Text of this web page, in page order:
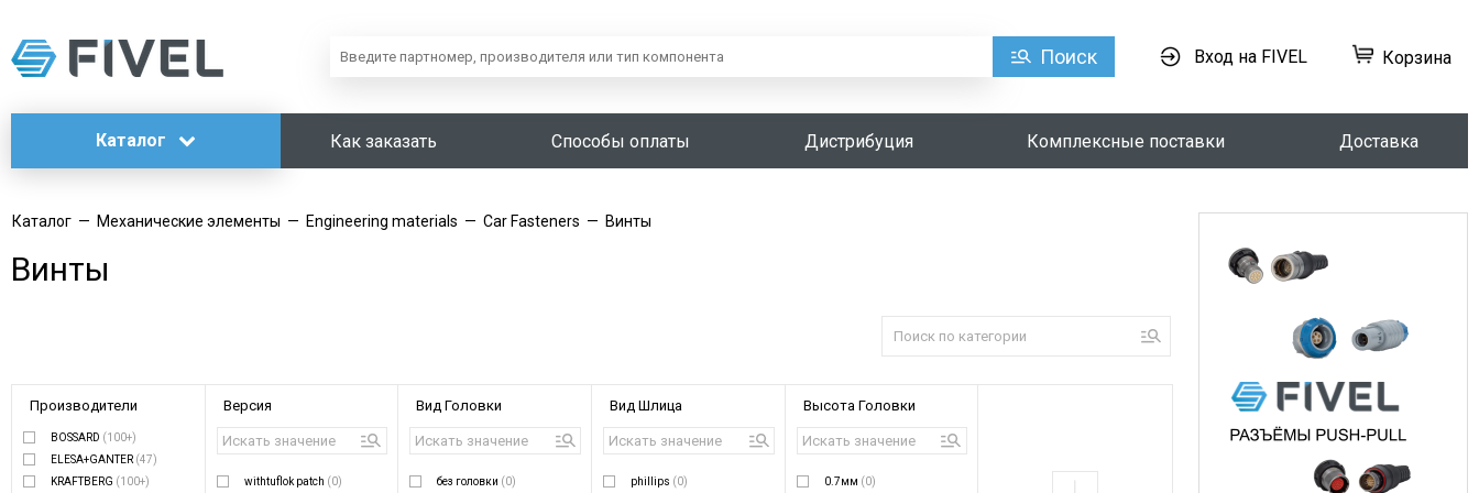
Поиск Вход на FIVEL Корзина
Каталог Как заказать Способы оплаты Дистрибуция Комплексные поставки Доставка
Каталог — Механические элементы — Engineering materials — Car Fasteners — Винты
Винты
Производители
BOSSARD (100+)
ELESA+GANTER (47)
KRAFTBERG (100+)
Версия
withtuflok patch (0)
Вид Головки
без головки (0)
Вид Шлица
phillips (0)
Высота Головки
0.7мм (0)